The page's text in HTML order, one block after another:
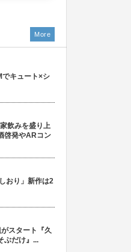
でキュート×シ
飲みを盛り上
啓発やARコン
おり」新作は2
スタート『久
ぶだけ』...
More